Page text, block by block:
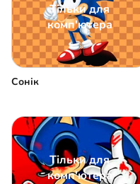
Тільки для
комп'ютера
Сонік
Тільки для
комп'ютера